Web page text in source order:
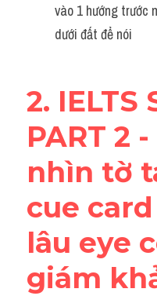
Từ vựng theo tiền tố
Ngân hàng đề thi
Phân biệt từ
Report đề thi thật
Advice
IELTS Advice
Đề thi thật Task 2
vào 1 hướng trước
dưới đất để nói
2. IELTS
PART 2
nhìn tờ
cue
lâu eye
giám